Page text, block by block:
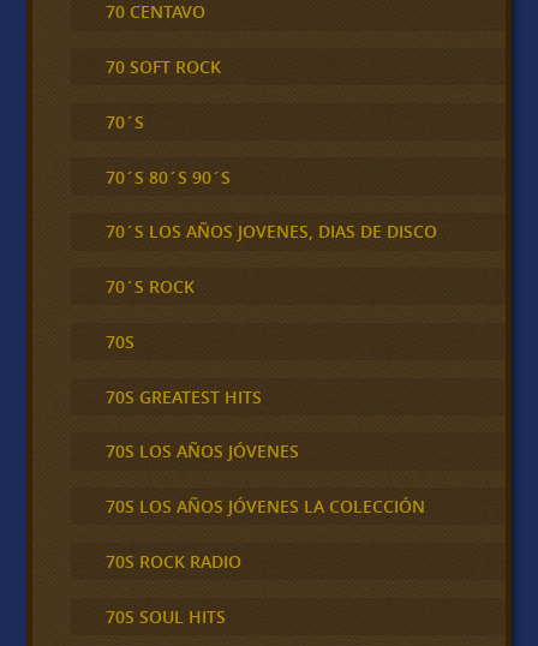
70 CENTAVO
70 SOFT ROCK
70´S
70´S 80´S 90´S
70´S LOS AÑOS JOVENES, DIAS DE DISCO
70´S ROCK
70S
70S GREATEST HITS
70S LOS AÑOS JÓVENES
70S LOS AÑOS JÓVENES LA COLECCIÓN
70S ROCK RADIO
70S SOUL HITS